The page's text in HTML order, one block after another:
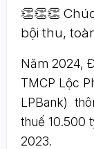
👏👏👏
bội thu,
Năm 2024,
TMCP Lộc
LPBank)
thuế 10.500
2023.